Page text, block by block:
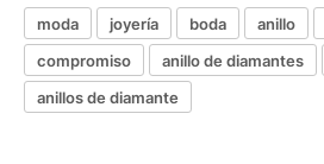
moda joyería boda anillo
compromiso
anillo de diamantes
anillos de diamante